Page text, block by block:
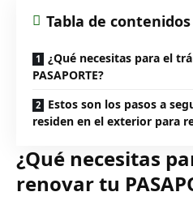
Tabla de contenidos
¿Qué necesitas para el
PASAPORTE?
Estos son los pasos a
residen en el exterior para
¿Qué necesitas
renovar tu